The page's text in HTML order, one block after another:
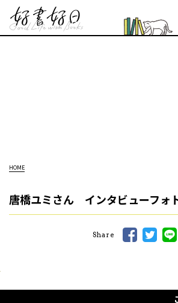
HOME
唐橋ユミさん インタビューフォ
Share